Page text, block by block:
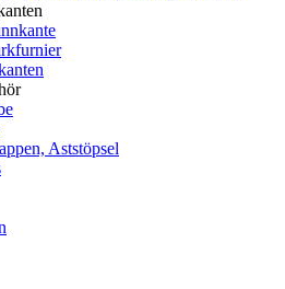
Aststöpsel